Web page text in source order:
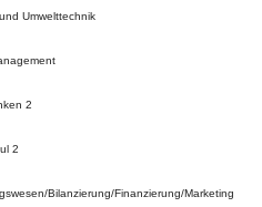
Umwelttechnik
2
2
Bilanzierung/Finanzierung/Marketing